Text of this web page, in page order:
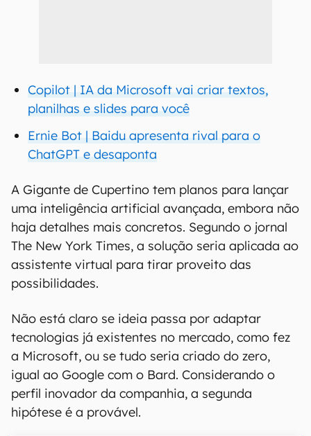
Copilot | IA da Microsoft vai criar textos,
planilhas e slides para você
Ernie Bot | Baidu apresenta rival para o
ChatGPT e desaponta
A Gigante de Cupertino tem planos para lançar
uma inteligência artificial avançada, embora não
haja detalhes mais concretos. Segundo o jornal
The New York Times, a solução seria aplicada ao
assistente virtual para tirar proveito das
possibilidades.
Não está claro se ideia passa por adaptar
tecnologias já existentes no mercado, como fez
a Microsoft, ou se tudo seria criado do zero,
igual ao Google com o Bard. Considerando o
perfil inovador da companhia, a segunda
hipótese é a provável.